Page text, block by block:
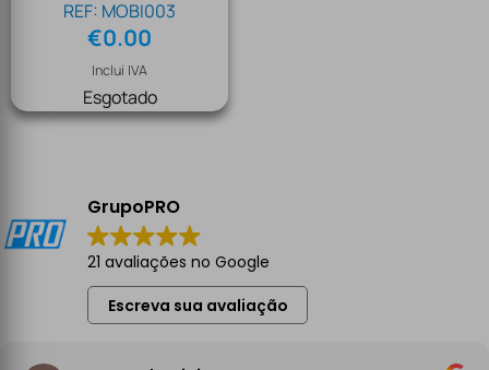
REF: MOBI003
€0.00
Inclui IVA
Esgotado
GrupoPRO
21 avaliações no Google
Escreva sua avaliação